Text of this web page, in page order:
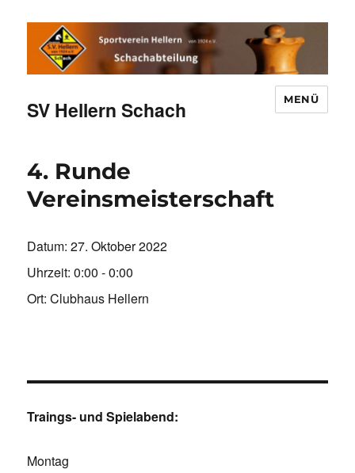
SV Hellern Schach MENÜ
4. Runde
Vereinsmeisterschaft
Datum:27. Oktober 2022
Uhrzeit:0:00 - 0:00
Ort:Clubhaus Hellern
Traings- und Spielabend:
Montag